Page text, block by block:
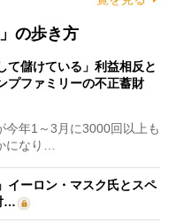
の歩き方
て儲けている」利益相反と
プファミリーの不正蓄財
年1～3月に3000回以上も
になり…
イーロン・マスク氏とスペ
…